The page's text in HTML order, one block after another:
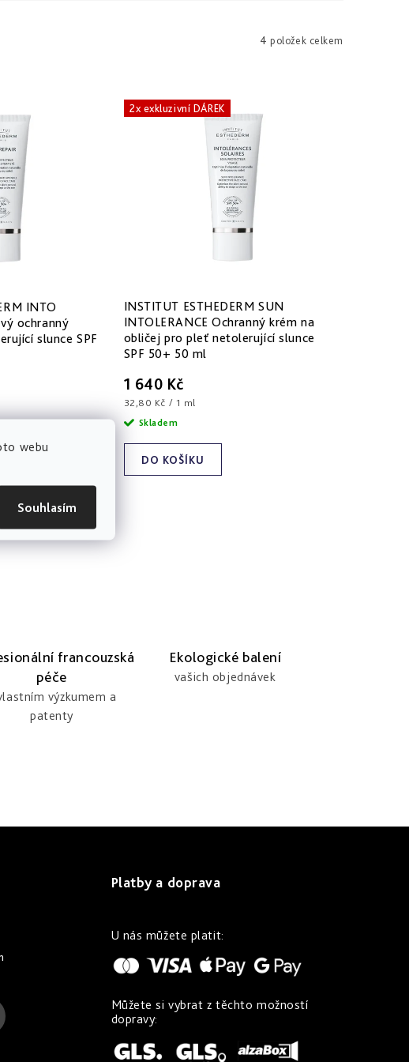
webu
Souhlasím
4 položek celkem
INTO
ochranný
slunce SPF
2x exkluzivní DÁREK
INSTITUT ESTHEDERM SUN
INTOLERANCE Ochranný krém na
obličej pro pleť netolerující slunce
SPF 50+ 50 ml
1 640 Kč
Měrná
cena:
32,80 Kč / 1 ml
DO KOŠÍKU
Skladem
francouzská
péče
výzkumem a
patenty
Ekologické balení
vašich objednávek
Platby a doprava
U nás můžete platit:
Můžete si vybrat z těchto možností
dopravy: